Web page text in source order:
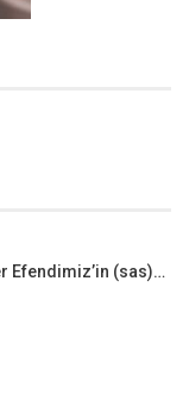
a.g.e., 9/205.
9/205.
20/216-218;
524.
Efendimiz’in (sas)…